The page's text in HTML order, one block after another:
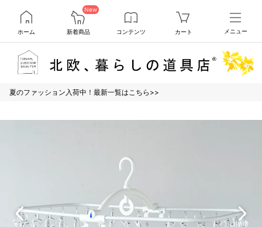
ホーム
New
新着商品 コンテンツ カート メニュー
夏のファッション入荷中！最新一覧はこちら>>